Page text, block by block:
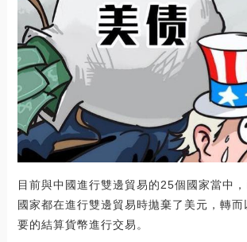
目前與中國進行雙邊貿易的25個國家當中
國家都在進行雙邊貿易時拋棄了美元，轉而
要的結算貨幣進行交易。